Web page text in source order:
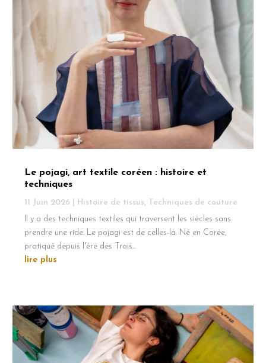
Le pojagi, art textile coréen : histoire et
techniques
11 Juin 2026 Histoire de tissus, Techniques de couture
Il y a des techniques textiles qui traversent les siècles sans
prendre une ride. Le pojagi est de celles-là. Né en Corée,
pratiqué depuis l'ère des Trois...
lire plus